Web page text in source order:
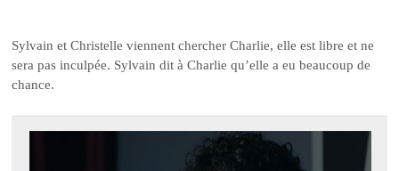
Sylvain et Christelle viennent chercher Charlie, elle est libre et ne
sera pas inculpée. Sylvain dit à Charlie qu’elle a eu beaucoup de
chance.